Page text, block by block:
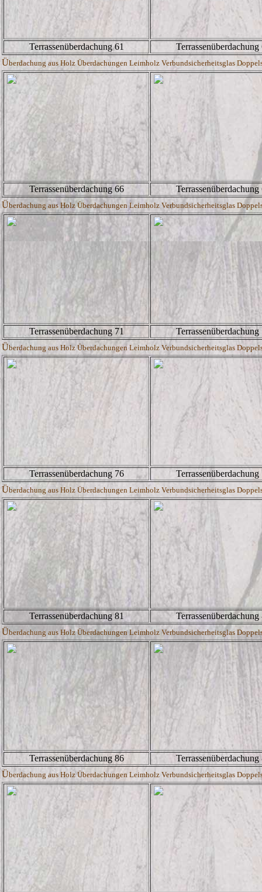
Terrassenüberdachung 61
Terrassenüberdachung
Überdachung aus Holz Überdachungen Leimholz Verbundsicherheitsglas
Terrassenüberdachung 66
Terrassenüberdachung
Überdachung aus Holz Überdachungen Leimholz Verbundsicherheitsglas
Terrassenüberdachung 71
Terrassenüberdachung
Überdachung aus Holz Überdachungen Leimholz Verbundsicherheitsglas
Terrassenüberdachung 76
Terrassenüberdachung
Überdachung aus Holz Überdachungen Leimholz Verbundsicherheitsglas
Terrassenüberdachung 81
Terrassenüberdachung
Überdachung aus Holz Überdachungen Leimholz Verbundsicherheitsglas
Terrassenüberdachung 86
Terrassenüberdachung
Überdachung aus Holz Überdachungen Leimholz Verbundsicherheitsglas